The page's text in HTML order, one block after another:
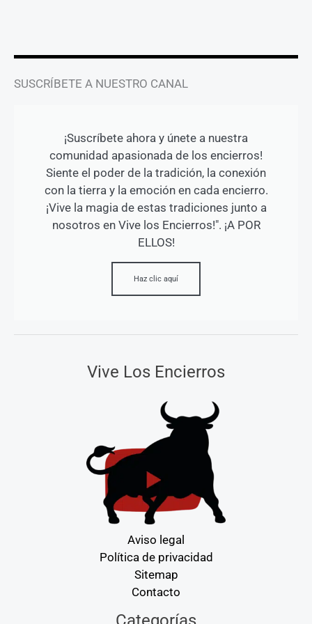
SUSCRÍBETE A NUESTRO CANAL
¡Suscríbete ahora y únete a nuestra
comunidad apasionada de los encierros!
Siente el poder de la tradición, la conexión
con la tierra y la emoción en cada encierro.
¡Vive la magia de estas tradiciones junto a
nosotros en Vive los Encierros!". ¡A POR
ELLOS!
Haz clic aquí
Vive Los Encierros
Aviso legal
Política de privacidad
Sitemap
Contacto